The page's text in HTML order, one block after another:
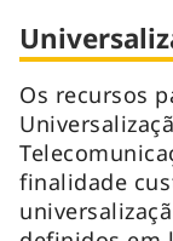
Os recursos
finalidade